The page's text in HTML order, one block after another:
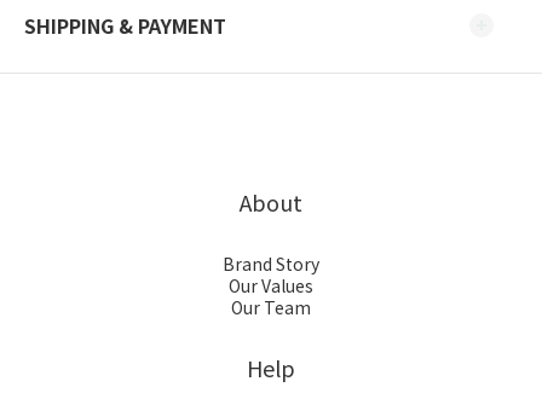
SHIPPING & PAYMENT
About
Brand Story
Our Values
Our Team
Help